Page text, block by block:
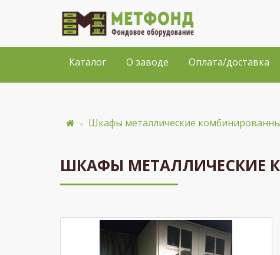
Каталог О заводе Оплата/доставка
Шкафы металлические
ШКАФЫ МЕТАЛЛИЧЕСКИЕ